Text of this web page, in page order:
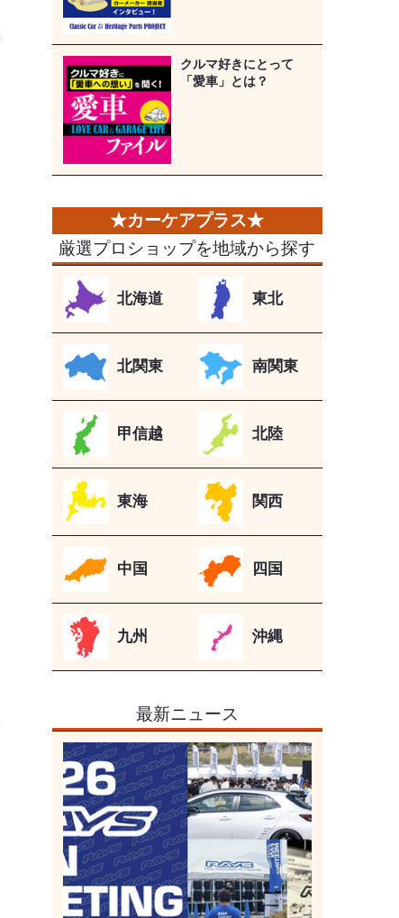
クルマ好きにとって
「愛車」とは？
厳選プロショップを地域から探す
北海道 東北
北関東 南関東
甲信越 北陸
東海 関西
中国 四国
九州 沖縄
最新ニュース